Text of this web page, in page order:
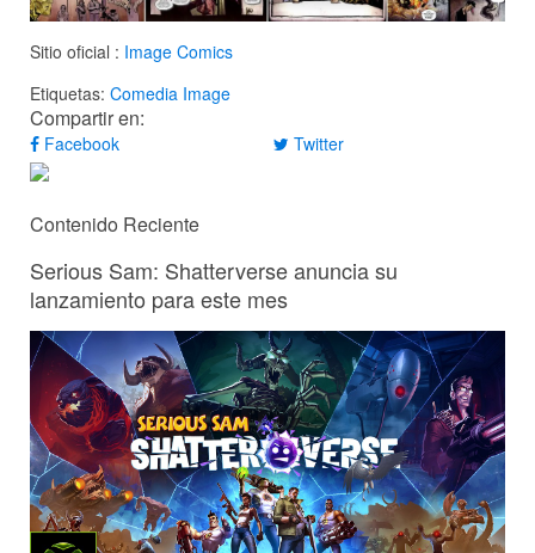
Sitio oficial : Image Comics
Etiquetas: Comedia Image
Compartir en:
Facebook Twitter
Contenido Reciente
Serious Sam: Shatterverse anuncia su
lanzamiento para este mes